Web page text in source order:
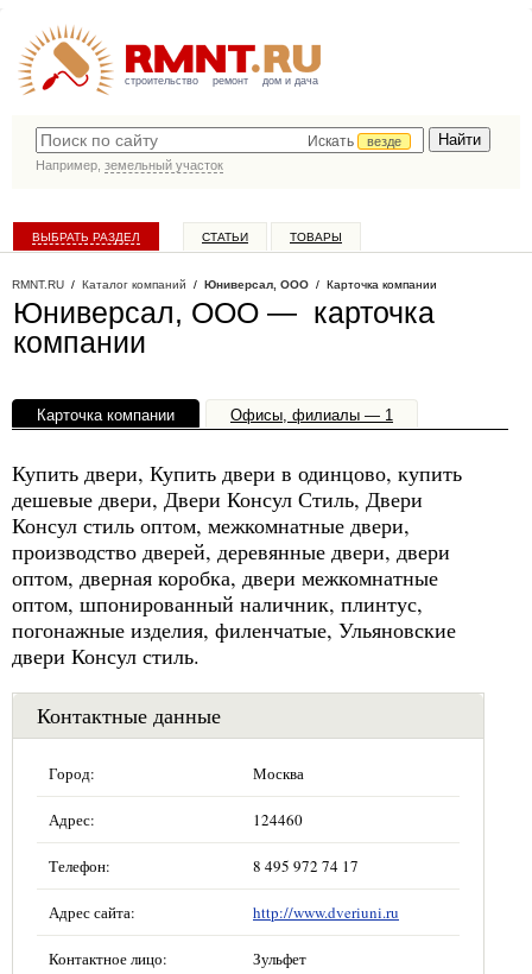
строительство ремонт дом и дача
Искать
везде
Например, земельный участок
ВЫБРАТЬ РАЗДЕЛ СТАТЬИ ТОВАРЫ
RMNT.RU / Каталог компаний / Юниверсал, ООО / Карточка компании
Юниверсал, ООО — карточка
компании
Карточка компании Офисы, филиалы — 1
Купить двери, Купить двери в одинцово, купить
дешевые двери, Двери Консул Стиль, Двери
Консул стиль оптом, межкомнатные двери,
производство дверей, деревянные двери, двери
оптом, дверная коробка, двери межкомнатные
оптом, шпонированный наличник, плинтус,
погонажные изделия, филенчатые, Ульяновские
двери Консул стиль.
Контактные данные
Город: Москва
Адрес: 124460
Телефон: 8 495 972 74 17
Адрес сайта: http://www.dveriuni.ru
Контактное лицо: Зульфет